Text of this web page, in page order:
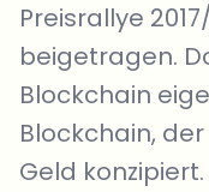
Preisrallye
beigetragen.
Blockchain
Blockchain,
Geld